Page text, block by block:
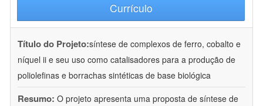
Currículo
Título do Projeto:síntese de complexos de ferro, cobalto e
níquel ii e seu uso como catalisadores para a produção de
poliolefinas e borrachas sintéticas de base biológica
Resumo: O projeto apresenta uma proposta de síntese de